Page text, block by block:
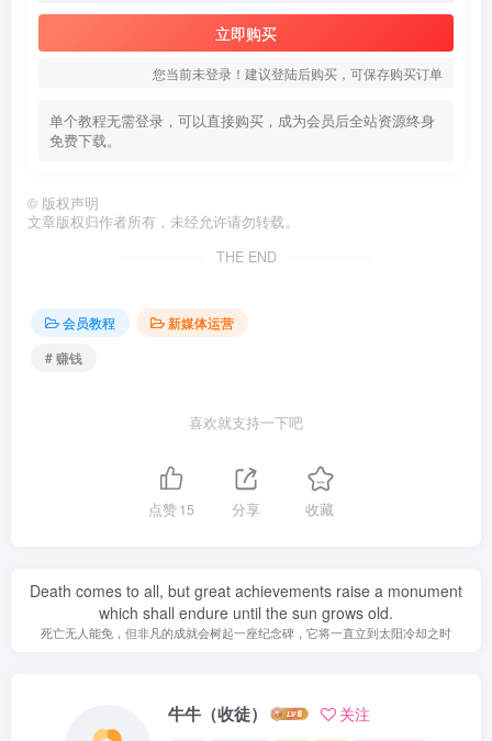
立即购买
您当前未登录！建议登陆后购买，可保存购买订单
单个教程无需登录，可以直接购买，成为会员后全站资源终身
免费下载。
© 版权声明
文章版权归作者所有，未经允许请勿转载。
THE END
会员教程
新媒体运营
# 赚钱
喜欢就支持一下吧
点赞15 分享 收藏
Death comes to all, but great achievements raise a monument
which shall endure until the sun grows old.
死亡无人能免，但非凡的成就会树起一座纪念碑，它将一直立到太阳冷却之时
牛牛（收徒） 关注